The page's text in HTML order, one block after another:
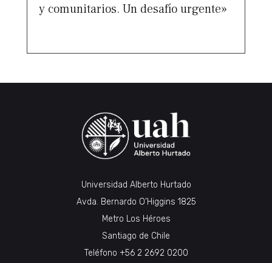
y comunitarios. Un desafío urgente»
Universidad Alberto Hurtado
Avda. Bernardo O’Higgins 1825
Metro Los Héroes
Santiago de Chile
Teléfono +56 2 2692 0200